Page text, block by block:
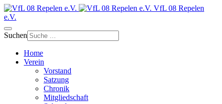
VfL 08 Repelen
e.V.
Suchen
Home
Verein
Vorstand
Satzung
Chronik
Mitgliedschaft